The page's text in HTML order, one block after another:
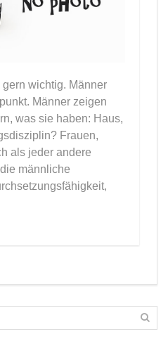
wichtig. Männer
Männer zeigen
was sie haben: Haus,
Frauen,
als jeder andere
männliche